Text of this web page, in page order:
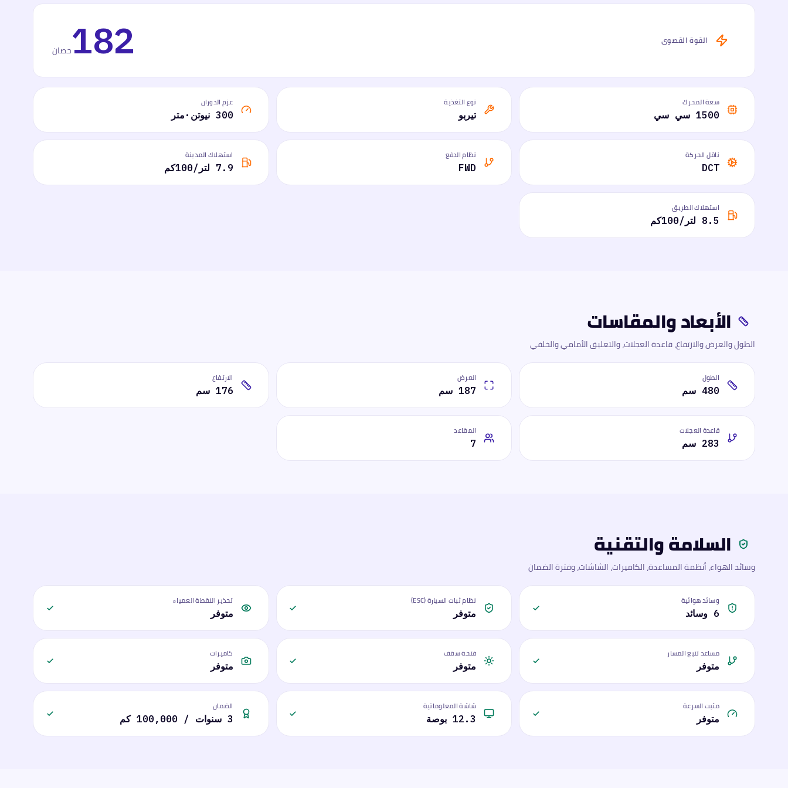
القوة القصوى 182حصان
سعة المحرك
1500 سي سي
نوع التغذية
تيربو
عزم الدوران
300 نيوتن·متر
ناقل الحركة
DCT
نظام الدفع
FWD
استهلاك المدينة
7.9 لتر/100كم
استهلاك الطريق
8.5 لتر/100كم
الأبعاد والمقاسات
الطول والعرض والارتفاع، قاعدة العجلات، والتعليق الأمامي والخلفي
الطول
480 سم
العرض
187 سم
الارتفاع
176 سم
قاعدة العجلات
283 سم
المقاعد
7
السلامة والتقنية
وسائد الهواء، أنظمة المساعدة، الكاميرات، الشاشات، وفترة الضمان
وسائد هوائية
6 وسائد
نظام ثبات السيارة (ESC)
متوفر
تحذير النقطة العمياء
متوفر
مساعد تتبع المسار
متوفر
فتحة سقف
متوفر
كاميرات
متوفر
مثبت السرعة
متوفر
شاشة المعلوماتية
12.3 بوصة
الضمان
3 سنوات / 100,000 كم